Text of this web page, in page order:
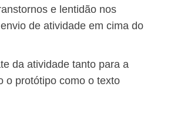
e lentidão nos
de atividade em cima do
da atividade tanto para a
o protótipo como o texto